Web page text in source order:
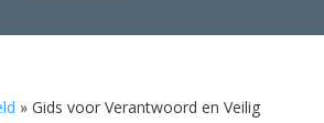
» Gids voor Verantwoord en Veilig